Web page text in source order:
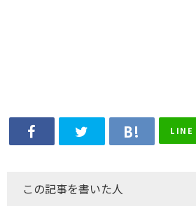
LINE
この記事を書いた人